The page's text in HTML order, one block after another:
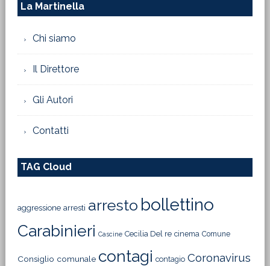
La Martinella
Chi siamo
Il Direttore
Gli Autori
Contatti
TAG Cloud
aggressione arresti arresto bollettino
Carabinieri Cascine Cecilia Del re cinema Comune
Consiglio comunale contagi contagio Coronavirus